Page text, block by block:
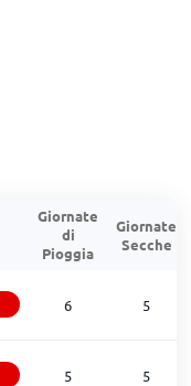
Giornate
di
Pioggia
Giornate
Secche
6 5
5 5